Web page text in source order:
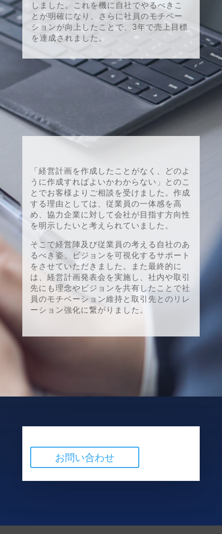
しました。これを機に自社でやるべきこ
とが明確になり、さらに社員のモチベー
ションが向上したことで、3年で売上目標
を達成されました。
「経営計画を作成したことがなく、どのよ
うに作成すればよいかわからない」とのこ
とでお客様よりご相談を受けました。作成
する理由としては、従業員の一体感を高
め、協力企業に対して会社が目指す方向性
を明示したいと考えられていました。
そこで経営陣及び従業員の考える自社のあ
るべき姿、ビジョンを可視化するサポート
をさせていただきました。また最終的に
は、経営計画発表会を実施し、社内や取引
先にも理念やビジョンを共有したことで社
員のモチベーション維持と取引先とのリレ
ーション強化に繋がりました。
お問い合わせ